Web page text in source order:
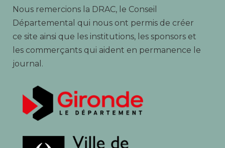
Nous remercions la DRAC, le Conseil
Départemental qui nous ont permis de créer
ce site ainsi que les institutions, les sponsors et
les commerçants qui aident en permanence le
journal.